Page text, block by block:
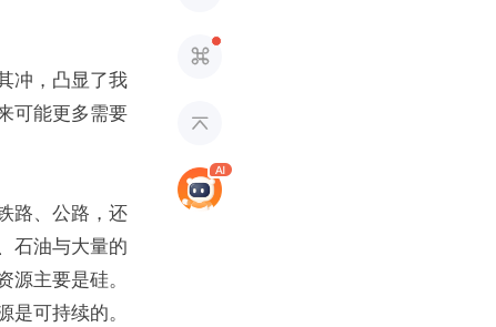
冲，凸显了我
可能更多需要
路、公路，还
石油与大量的
主要是硅。
可持续的。

